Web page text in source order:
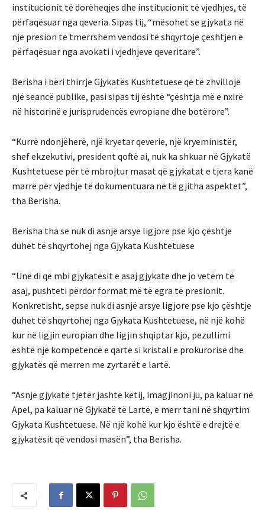
institucionit të dorëheqjes dhe institucionit të vjedhjes, të
përfaqësuar nga qeveria. Sipas tij, “mësohet se gjykata në
një presion të tmerrshëm vendosi të shqyrtojë çështjen e
përfaqësuar nga avokati i vjedhjeve qeveritare”.
Berisha i bëri thirrje Gjykatës Kushtetuese që të zhvillojë
një seancë publike, pasi sipas tij është “çështja më e nxirë
në historinë e jurisprudencës evropiane dhe botërore”.
“Kurrë ndonjëherë, një kryetar qeverie, një kryeministër,
shef ekzekutivi, president qoftë ai, nuk ka shkuar në Gjykatë
Kushtetuese për të mbrojtur masat që gjykatat e tjera kanë
marrë për vjedhje të dokumentuara në të gjitha aspektet”,
tha Berisha.
Berisha tha se nuk di asnjë arsye ligjore pse kjo çështje
duhet të shqyrtohej nga Gjykata Kushtetuese
“Unë di që mbi gjykatësit e asaj gjykate dhe jo vetëm të
asaj, pushteti përdor format më të egra të presionit.
Konkretisht, sepse nuk di asnjë arsye ligjore pse kjo çështje
duhet të shqyrtohej nga Gjykata Kushtetuese, në një kohë
kur në ligjin europian dhe ligjin shqiptar kjo, pezullimi
është një kompetencë e qartë si kristali e prokurorisë dhe
gjykatës që merren me zyrtarët e lartë.
“Asnjë gjykatë tjetër jashtë këtij, imagjinoni ju, pa kaluar në
Apel, pa kaluar në Gjykatë të Lartë, e merr tani në shqyrtim
Gjykata Kushtetuese. Në një kohë kur kjo është e drejtë e
gjykatësit që vendosi masën”, tha Berisha.